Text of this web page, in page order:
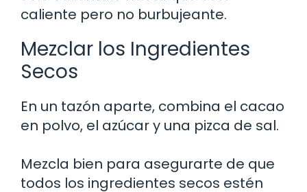
caliente pero no burbujeante.
Mezclar los Ingredientes
Secos
En un tazón aparte, combina el cacao
en polvo, el azúcar y una pizca de sal.
Mezcla bien para asegurarte de que
todos los ingredientes secos estén